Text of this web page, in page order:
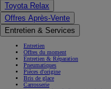
Toyota Relax
Offres Après-Vente
Entretien & Services
Entretien
Offres du moment
Entretien & Réparation
Pneumatiques
Pièces d'origine
Bris de glace
Carrosserie